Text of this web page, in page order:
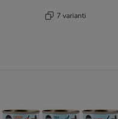
7 varianti